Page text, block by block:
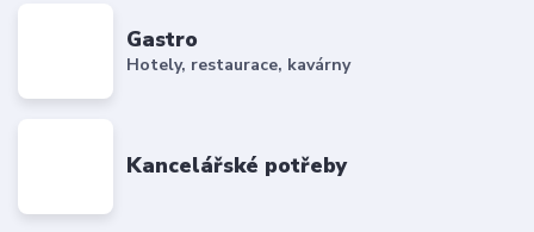
Gastro
Hotely, restaurace, kavárny
Kancelářské potřeby